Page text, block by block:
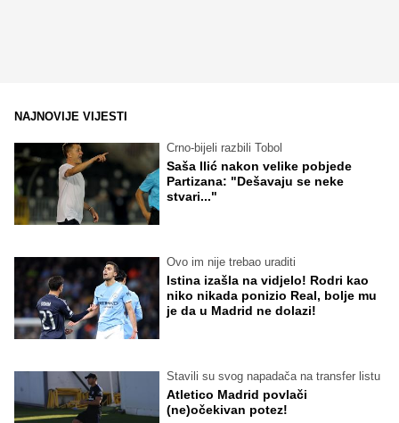
NAJNOVIJE VIJESTI
Crno-bijeli razbili Tobol
Saša Ilić nakon velike pobjede
Partizana: "Dešavaju se neke
stvari..."
Ovo im nije trebao uraditi
Istina izašla na vidjelo! Rodri kao
niko nikada ponizio Real, bolje mu
je da u Madrid ne dolazi!
Stavili su svog napadača na transfer listu
Atletico Madrid povlači
(ne)očekivan potez!